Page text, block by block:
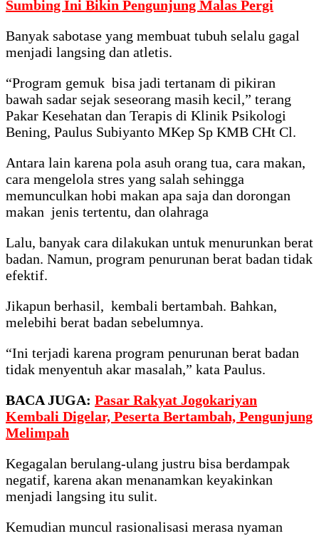
Sumbing Ini Bikin Pengunjung Malas Pergi
Banyak sabotase yang membuat tubuh selalu gagal
menjadi langsing dan atletis.
“Program gemuk bisa jadi tertanam di pikiran
bawah sadar sejak seseorang masih kecil,” terang
Pakar Kesehatan dan Terapis di Klinik Psikologi
Bening, Paulus Subiyanto MKep Sp KMB CHt Cl.
Antara lain karena pola asuh orang tua, cara makan,
cara mengelola stres yang salah sehingga
memunculkan hobi makan apa saja dan dorongan
makan jenis tertentu, dan olahraga
Lalu, banyak cara dilakukan untuk menurunkan berat
badan. Namun, program penurunan berat badan tidak
efektif.
Jikapun berhasil, kembali bertambah. Bahkan,
melebihi berat badan sebelumnya.
“Ini terjadi karena program penurunan berat badan
tidak menyentuh akar masalah,” kata Paulus.
BACA JUGA: Pasar Rakyat Jogokariyan
Kembali Digelar, Peserta Bertambah, Pengunjung
Melimpah
Kegagalan berulang-ulang justru bisa berdampak
negatif, karena akan menanamkan keyakinkan
menjadi langsing itu sulit.
Kemudian muncul rasionalisasi merasa nyaman